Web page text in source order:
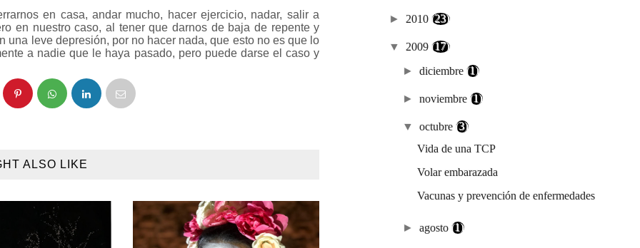
en casa, andar mucho, hacer ejercicio, nadar, salir a
en nuestro caso, al tener que darnos de baja de repente y
una leve depresión, por no hacer nada, que esto no es que lo
a nadie que le haya pasado, pero puede darse el caso y
ALSO LIKE
► 2010 (23)
▼ 2009 (17)
►diciembre(1)
►noviembre(1)
▼octubre(3)
Vida de una TCP
Volar embarazada
Vacunas y prevención de enfermedades
►agosto(1)